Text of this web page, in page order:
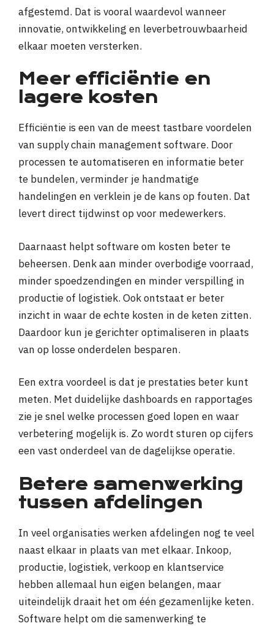
afgestemd. Dat is vooral waardevol wanneer
innovatie, ontwikkeling en leverbetrouwbaarheid
elkaar moeten versterken.
Meer efficiëntie en
lagere kosten
Efficiëntie is een van de meest tastbare voordelen
van supply chain management software. Door
processen te automatiseren en informatie beter
te bundelen, verminder je handmatige
handelingen en verklein je de kans op fouten. Dat
levert direct tijdwinst op voor medewerkers.
Daarnaast helpt software om kosten beter te
beheersen. Denk aan minder overbodige voorraad,
minder spoedzendingen en minder verspilling in
productie of logistiek. Ook ontstaat er beter
inzicht in waar de echte kosten in de keten zitten.
Daardoor kun je gerichter optimaliseren in plaats
van op losse onderdelen besparen.
Een extra voordeel is dat je prestaties beter kunt
meten. Met duidelijke dashboards en rapportages
zie je snel welke processen goed lopen en waar
verbetering mogelijk is. Zo wordt sturen op cijfers
een vast onderdeel van de dagelijkse operatie.
Betere samenwerking
tussen afdelingen
In veel organisaties werken afdelingen nog te veel
naast elkaar in plaats van met elkaar. Inkoop,
productie, logistiek, verkoop en klantservice
hebben allemaal hun eigen belangen, maar
uiteindelijk draait het om één gezamenlijke keten.
Software helpt om die samenwerking te